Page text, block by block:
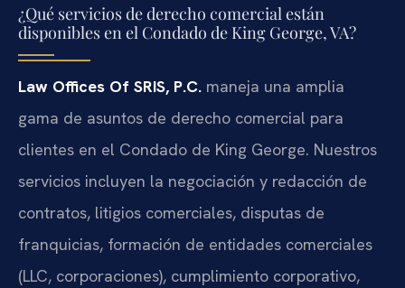
¿Qué servicios de derecho comercial están
disponibles en el Condado de King George, VA?
Law Offices Of SRIS, P.C. maneja una amplia
gama de asuntos de derecho comercial para
clientes en el Condado de King George. Nuestros
servicios incluyen la negociación y redacción de
contratos, litigios comerciales, disputas de
franquicias, formación de entidades comerciales
(LLC, corporaciones), cumplimiento corporativo,